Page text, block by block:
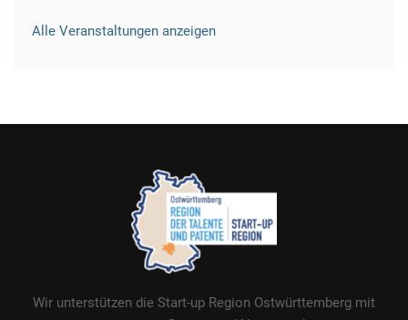
Alle Veranstaltungen anzeigen
Wir unterstützen die Start-up Region Ostwürttemberg mit